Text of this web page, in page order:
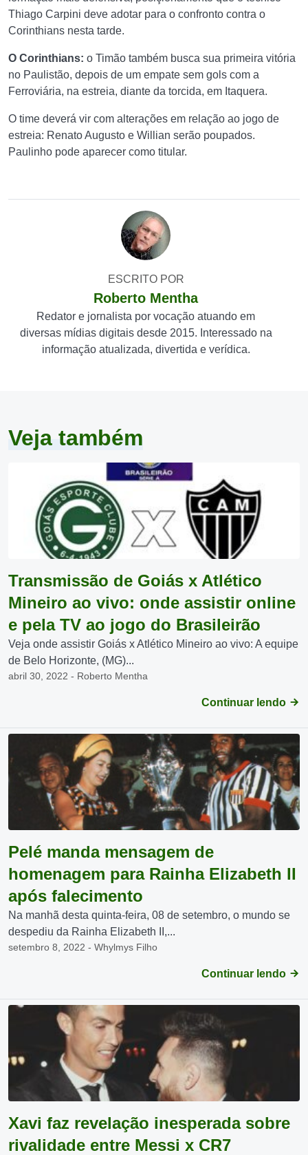
Thiago Carpini deve adotar para o confronto contra o
Corinthians nesta tarde.
O Corinthians: o Timão também busca sua primeira vitória
no Paulistão, depois de um empate sem gols com a
Ferroviária, na estreia, diante da torcida, em Itaquera.
O time deverá vir com alterações em relação ao jogo de
estreia: Renato Augusto e Willian serão poupados.
Paulinho pode aparecer como titular.
ESCRITO POR
Roberto Mentha
Redator e jornalista por vocação atuando em
diversas mídias digitais desde 2015. Interessado na
informação atualizada, divertida e verídica.
Veja também
Transmissão de Goiás x Atlético
Mineiro ao vivo: onde assistir online
e pela TV ao jogo do Brasileirão
Veja onde assistir Goiás x Atlético Mineiro ao vivo: A equipe
de Belo Horizonte, (MG)...
abril 30, 2022 - Roberto Mentha
Continuar lendo
Pelé manda mensagem de
homenagem para Rainha Elizabeth II
após falecimento
Na manhã desta quinta-feira, 08 de setembro, o mundo se
despediu da Rainha Elizabeth II,...
setembro 8, 2022 - Whylmys Filho
Continuar lendo
Xavi faz revelação inesperada sobre
rivalidade entre Messi x CR7